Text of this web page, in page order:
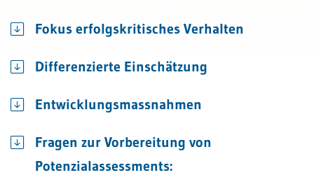
Fokus erfolgskritisches Verhalten
Differenzierte Einschätzung
Entwicklungsmassnahmen
Fragen zur Vorbereitung von
Potenzialassessments: